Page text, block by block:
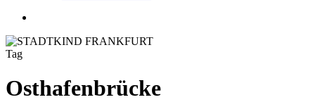
Tag
Osthafenbrücke